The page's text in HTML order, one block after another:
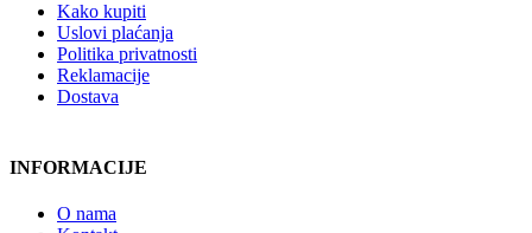
Kako kupiti
Uslovi plaćanja
Politika privatnosti
Reklamacije
Dostava
INFORMACIJE
O nama